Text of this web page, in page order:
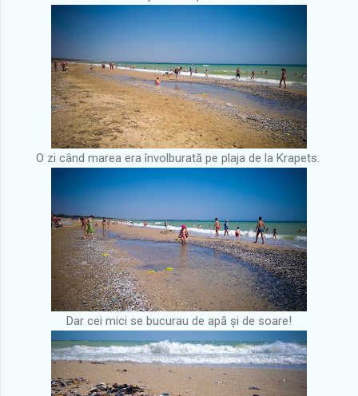
O zi când marea era învolburată pe plaja de la Krapets.
Dar cei mici se bucurau de apă și de soare!